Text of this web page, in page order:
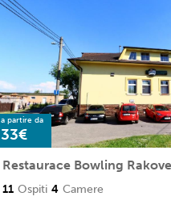
a partire da
33€
Restaurace Bowling
11 Ospiti 4 Camere